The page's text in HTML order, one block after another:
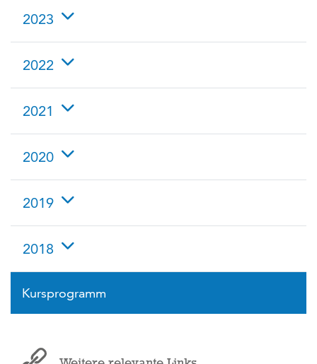
Kursprogramm
2023
2022
2021
2020
2019
2018